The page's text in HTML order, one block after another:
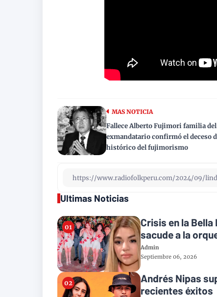
MAS NOTICIA
Fallece Alberto Fujimori familia del
exmandatario confirmó el deceso
histórico del fujimorismo
Ultimas Noticias
Crisis en la
sacude a la
Admin
Septiembre 06, 2026
Andrés Nipas
recientes éxitos